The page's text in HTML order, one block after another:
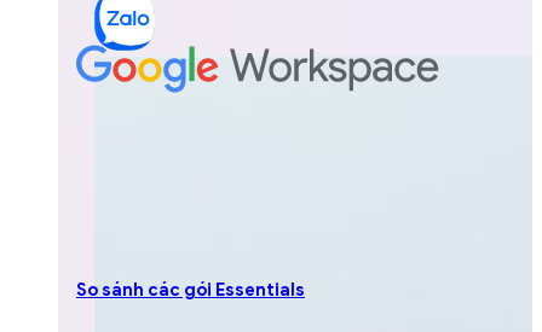
So sánh các gói Essentials